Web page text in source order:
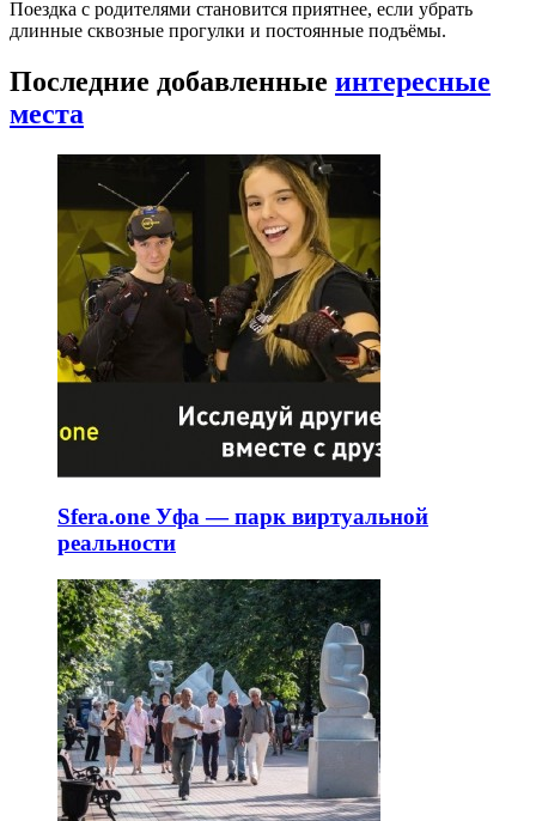
Поездка с родителями становится приятнее, если убрать
длинные сквозные прогулки и постоянные подъёмы.
Последние добавленные интересные
места
Sfera.one Уфа — парк виртуальной
реальности